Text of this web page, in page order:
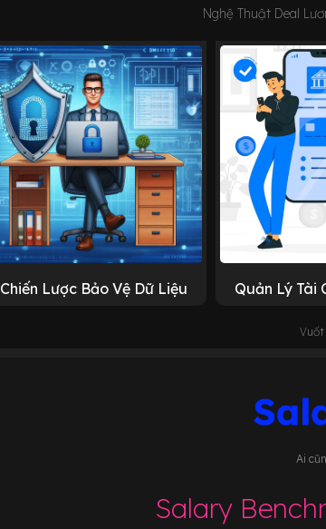
Nghệ Thuật Deal
Chiến Lược Bảo Vệ Dữ Liệu Quản Lý Tài
Ai
Salary